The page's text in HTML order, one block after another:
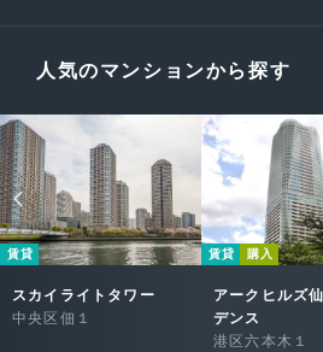
人気のマンションから探す
賃貸
スカイライトタワー
中央区佃１
賃貸 購入
アークヒルズ
デンス
港区六本木１